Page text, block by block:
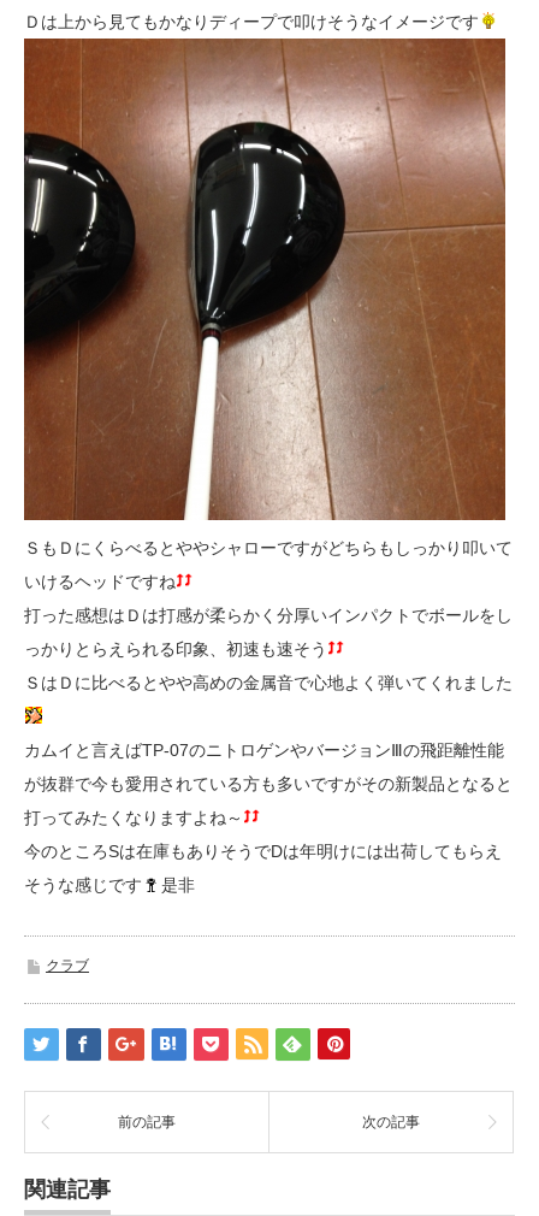
Ｄは上から見てもかなりディープで叩けそうなイメージです
ＳもＤにくらべるとややシャローですがどちらもしっかり叩いて
いけるヘッドですね
打った感想はＤは打感が柔らかく分厚いインパクトでボールをし
っかりとらえられる印象、初速も速そう
ＳはＤに比べるとやや高めの金属音で心地よく弾いてくれました
カムイと言えばTP-07のニトロゲンやバージョンⅢの飛距離性能
が抜群で今も愛用されている方も多いですがその新製品となると
打ってみたくなりますよね～
今のところSは在庫もありそうでDは年明けには出荷してもらえ
そうな感じです
是非
クラブ
前の記事 次の記事
関連記事